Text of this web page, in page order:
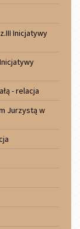
Inicjatywy
- relacja
Jurzystą w